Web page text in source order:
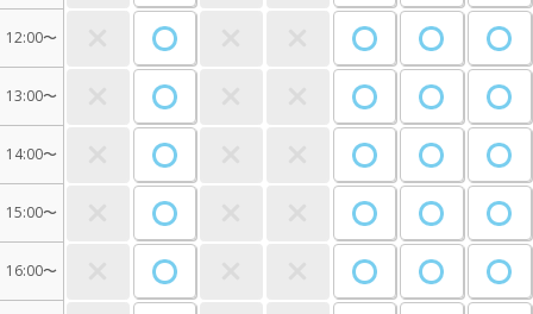
12:00〜
13:00〜
14:00〜
15:00〜
16:00〜